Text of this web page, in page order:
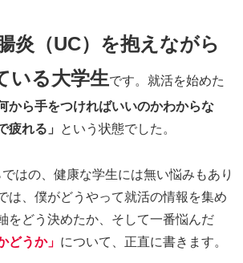
炎（UC）を抱えながら
いる大学生です。就活を始めた
何から手をつければいいのかわからな
疲れる」
という状態でした。
はの、健康な学生には無い悩みもあり
は、僕がどうやって就活の情報を集め
をどう決めたか、そして一番悩んだ
どうか」 について、正直に書きます。